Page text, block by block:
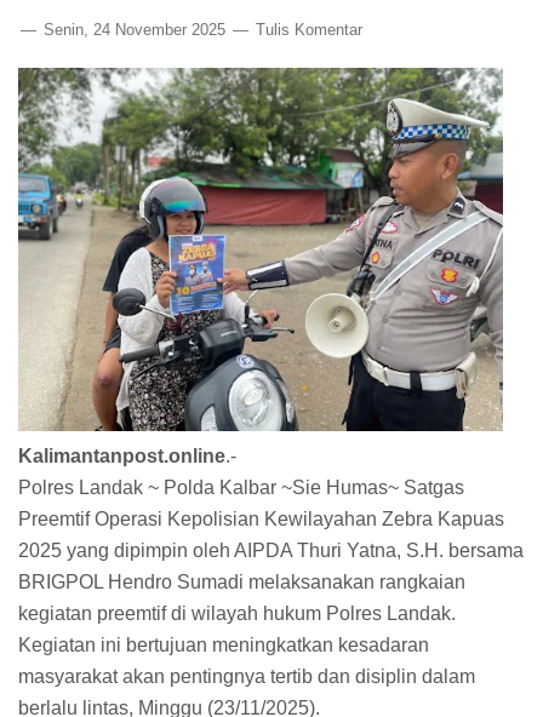
Senin, 24 November 2025 Tulis Komentar
Kalimantanpost.online.-
Polres Landak ~ Polda Kalbar ~Sie Humas~ Satgas
Preemtif Operasi Kepolisian Kewilayahan Zebra Kapuas
2025 yang dipimpin oleh AIPDA Thuri Yatna, S.H. bersama
BRIGPOL Hendro Sumadi melaksanakan rangkaian
kegiatan preemtif di wilayah hukum Polres Landak.
Kegiatan ini bertujuan meningkatkan kesadaran
masyarakat akan pentingnya tertib dan disiplin dalam
berlalu lintas, Minggu (23/11/2025).